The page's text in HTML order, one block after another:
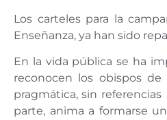
Los carteles para la
Enseñanza, ya han sido
En la vida pública se ha
reconocen los obispos
pragmática, sin referencias
parte, anima a formarse